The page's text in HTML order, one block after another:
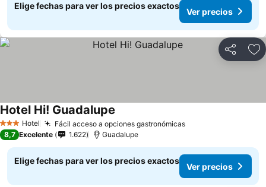
Elige fechas para ver los precios exactos
Ver precios
Compartir
3 Estrellas
Hotel Fácil acceso a opciones gastronómicasVer precios
Hotel Hi! Guadalupe
8,7 Excelente 1.622 Guadalupe
Elige fechas para ver los precios exactos
Ver precios